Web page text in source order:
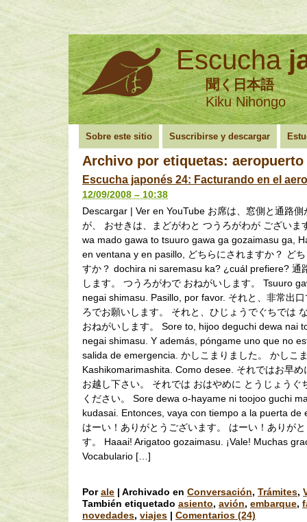
Escucha
聞く日本語
Kiku Nihongo
Sobre este sitio Suscribirse y descargar
Archivo por etiquetas: aeropuerto
Escucha japonés 24: Facturando en el
12/09/2008 – 10:38
Descargar | Ver en YouTube お席は、窓側と通路側
が、 おせきは、まどがわと つうろがわが ございま
wa mado gawa to tsuuro gawa ga gozaimasu ga,
en ventana y en pasillo, どちらにされますか？ ど
すか？ dochira ni saremasu ka? ¿cuál prefiere? 通
します。 つうろがわで おねがいします。 Tsuuro
negai shimasu. Pasillo, por favor. それと、非常出
ろでお願いします。 それと、ひじょうでぐちでは
おねがいします。 Sore to, hijoo deguchi dewa nai
negai shimasu. Y además, póngame uno que no
salida de emergencia. かしこまりました。 かしこ
Kashikomarimashita. Como desee. それではお早め
お越し下さい。 それでは おはやめに とうじょうぐ
ください。 Sore dewa o-hayame ni toojoo guchi
kudasai. Entonces, vaya con tiempo a la puerta de
はーい！ありがとうございます。 はーい！ありが
す。 Haaai! Arigatoo gozaimasu. ¡Vale! Muchas
Vocabulario […]
Por ale Archivado en Conversación, Trámites,
También etiquetado asiento, avión, embarque,
novedades, viajes Comentarios (24)